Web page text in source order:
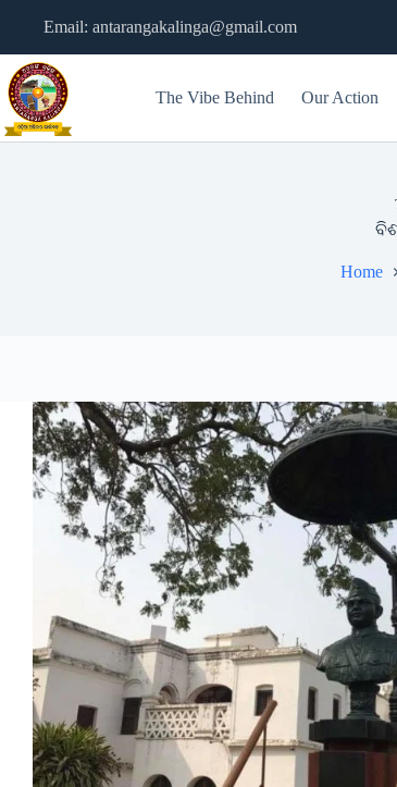
Email: antarangakalinga@gmail.com
The Vibe Behind Our Action
Home